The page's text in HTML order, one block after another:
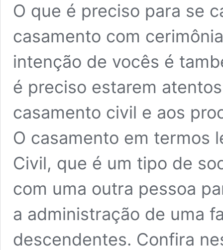
O que é preciso para se
casamento com
intenção de vocês é
é preciso estarem
casamento civil e aos
O casamento em termos
Civil, que é um tipo de
com uma outra pessoa
a administração de uma
descendentes. Confira